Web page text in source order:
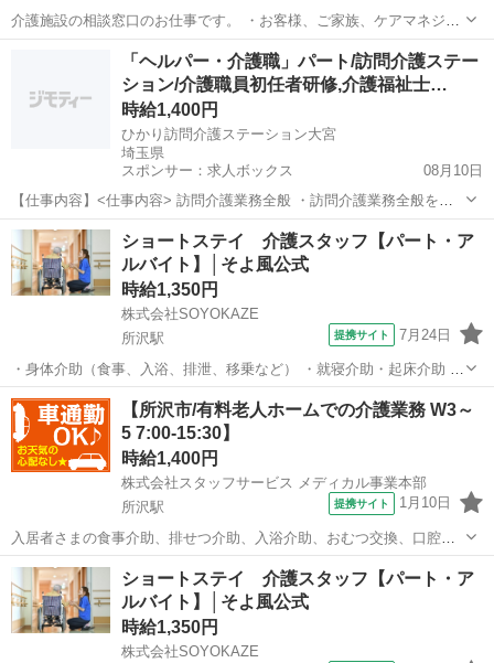
介護施設の相談窓口のお仕事です。 ・お客様、ご家族、ケアマネジャ
ーとのご利用調整及び相談業務 ・ご利用契約の締結 ・各種書類作成
(ケアプラン・ご利用報告など) ・居宅介護支援、病院、地域等への広
報活動 ・お客様のご利用状況...
所沢駅 その他
「ヘルパー・介護職」パート/訪問介護ステー
ション/介護職員初任者研修,介護福祉士…
時給1,400円
ひかり訪問介護ステーション大宮
埼玉県
スポンサー：求人ボックス
08月10日
【仕事内容】<仕事内容> 訪問介護業務全般 ・訪問介護業務全般を行
います。 身体介護 ・排泄、入浴、食事介助などの身体介護を行いま
す。 生活援助 ・生活援助を行います。 <求人PR> <雇用形態>パー
ト・アルバイト <雇用期間の有...
アルバイト・パート
ショートステイ 介護スタッフ【パート・ア
ルバイト】│そよ風公式
時給1,350円
株式会社SOYOKAZE
所沢駅
提携サイト 7月24日
・身体介助（食事、入浴、排泄、移乗など） ・就寝介助・起床介助 ・
介護記録の書類への記入（ご利用報告など、簡単なＰＣ操作） ・機能
訓練補助業務 ・レクリエーションや体操の実施 ・清掃、洗濯などの間
接業務 ・食事の準備、お茶と...
埼玉 所沢市 所沢駅 介護
【所沢市/有料老人ホームでの介護業務 W3～
5 7:00-15:30】
時給1,400円
株式会社スタッフサービス メディカル事業本部
所沢駅
提携サイト 1月10日
入居者さまの食事介助、排せつ介助、入浴介助、おむつ交換、口腔ケ
ア、レクリエーション、シーツ交換、移動の手伝い、洗濯・清掃、配
膳下膳などをお願いします。 ◆スタッフサービス・メディカル埼玉介
護オフィス【０１２０−５１５−８６...
埼玉 所沢市 所沢駅 介護
ショートステイ 介護スタッフ【パート・ア
ルバイト】│そよ風公式
時給1,350円
株式会社SOYOKAZE